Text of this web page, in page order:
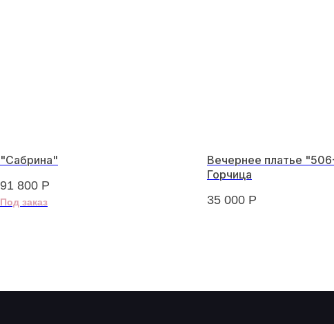
"Сабрина"
91 800 Р
Вечернее платье
Горчица
35 000 Р